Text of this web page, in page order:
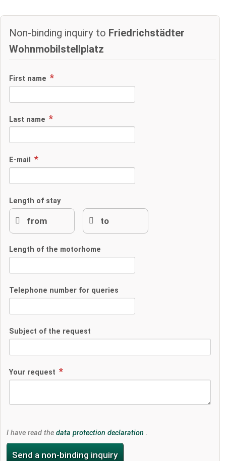
Non-binding inquiry to Friedrichstädter
Wohnmobilstellplatz
First name
Last name
E-mail
Length of stay
Length of the motorhome
Telephone number for queries
Subject of the request
Your request
I have read the data protection declaration .
Send a non-binding inquiry